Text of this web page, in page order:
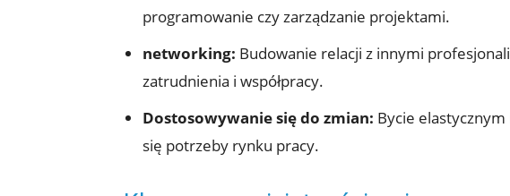
programowanie czy zarządzanie projektami.
networking: Budowanie relacji z innymi
zatrudnienia i współpracy.
Dostosowywanie się do zmian: Bycie
się potrzeby rynku pracy.